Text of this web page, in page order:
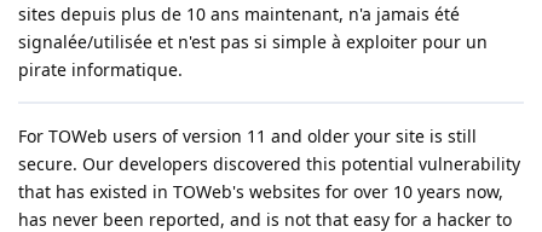
sites depuis plus de 10 ans maintenant, n'a jamais été
signalée/utilisée et n'est pas si simple à exploiter pour un
pirate informatique.
For TOWeb users of version 11 and older your site is still
secure. Our developers discovered this potential vulnerability
that has existed in TOWeb's websites for over 10 years now,
has never been reported, and is not that easy for a hacker to